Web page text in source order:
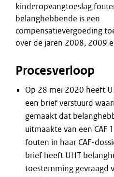
kinderopvangtoeslag
belanghebbende is een
compensatievergoeding
over de jaren 2008, 2009
Procesverloop
Op 28 mei 2020 heeft
een brief verstuurd
gemaakt dat
uitmaakte van een CAF
fouten in haar CAF-
brief heeft UHT
toestemming gevraagd